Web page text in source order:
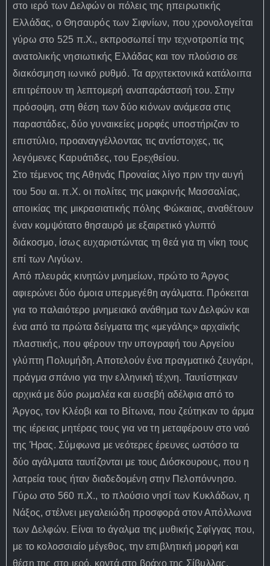
στο ιερό των Δελφών οι πόλεις της ηπειρωτικής
Ελλάδας, ο Θησαυρός των Σιφνίων, που χρονολογείται
γύρω στο 525 π.Χ., εκπροσωπεί την τεχνοτροπία της
ανατολικής νησιωτικής Ελλάδας και τον πλούσιο σε
διακόσμηση ιωνικό ρυθμό. Τα αρχιτεκτονικά κατάλοιπα
επιτρέπουν τη λεπτομερή αναπαράστασή του. Στην
πρόσοψη, στη θέση των δύο κιόνων ανάμεσα στις
παραστάδες, δύο γυναικείες μορφές υποστήριζαν το
επιστύλιο, προαναγγέλλοντας τις αντίστοιχες, τις
λεγόμενες Καρυάτιδες, του Ερεχθείου.
Στο τέμενος της Αθηνάς Προναίας λίγο πριν την αυγή
του 5ου αι. π.Χ. οι πολίτες της μακρινής Μασσαλίας,
αποικίας της μικρασιατικής πόλης Φώκαιας, αναθέτουν
έναν κομψότατο θησαυρό με εξαιρετικό γλυπτό
διάκοσμο, ίσως ευχαριστώντας τη θεά για τη νίκη τους
επί των Λιγύων.
Από πλευράς κινητών μνημείων, πρώτο το Άργος
αφιερώνει δύο όμοια υπερμεγέθη αγάλματα. Πρόκειται
για το παλαιότερο μνημειακό ανάθημα των Δελφών και
ένα από τα πρώτα δείγματα της «μεγάλης» αρχαϊκής
πλαστικής, που φέρουν την υπογραφή του Αργείου
γλύπτη Πολυμήδη. Αποτελούν ένα πραγματικό ζευγάρι,
πράγμα σπάνιο για την ελληνική τέχνη. Ταυτίστηκαν
αρχικά με δύο ρωμαλέα και ευσεβή αδέλφια από το
Άργος, τον Κλέοβι και το Βίτωνα, που ζεύτηκαν το άρμα
της ιέρειας μητέρας τους για να τη μεταφέρουν στο ναό
της Ήρας. Σύμφωνα με νεότερες έρευνες ωστόσο τα
δύο αγάλματα ταυτίζονται με τους Διόσκουρους, που η
λατρεία τους ήταν διαδεδομένη στην Πελοπόννησο.
Γύρω στο 560 π.Χ., το πλούσιο νησί των Κυκλάδων, η
Νάξος, στέλνει μεγαλειώδη προσφορά στον Απόλλωνα
των Δελφών. Είναι το άγαλμα της μυθικής Σφίγγας που,
με το κολοσσιαίο μέγεθος, την επιβλητική μορφή και
θέση της στο ιερό, κοντά στο βράχο της Σίβυλλας,